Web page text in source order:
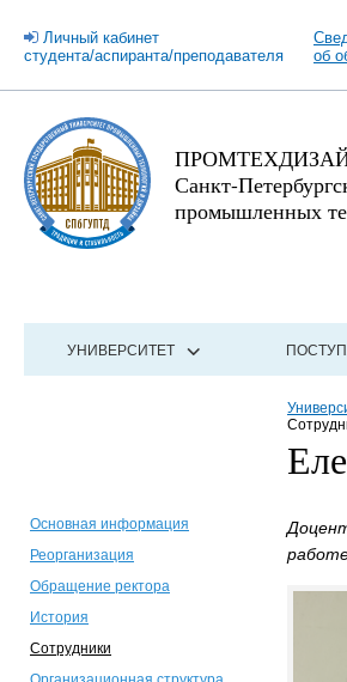
Личный кабинет
студента/аспиранта/преподавателя
об
Санкт-
промышленных
УНИВЕРСИТЕТ
Основная информация
Реорганизация
Обращение ректора
История
Сотрудники